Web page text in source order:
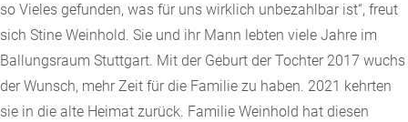
so Vieles gefunden, was für uns wirklich unbezahlbar ist“, freut
sich Stine Weinhold. Sie und ihr Mann lebten viele Jahre im
Ballungsraum Stuttgart. Mit der Geburt der Tochter 2017 wuchs
der Wunsch, mehr Zeit für die Familie zu haben. 2021 kehrten
sie in die alte Heimat zurück. Familie Weinhold hat diesen